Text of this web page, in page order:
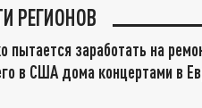
РЕГИОНОВ
пытается заработать на
в США дома концертами в